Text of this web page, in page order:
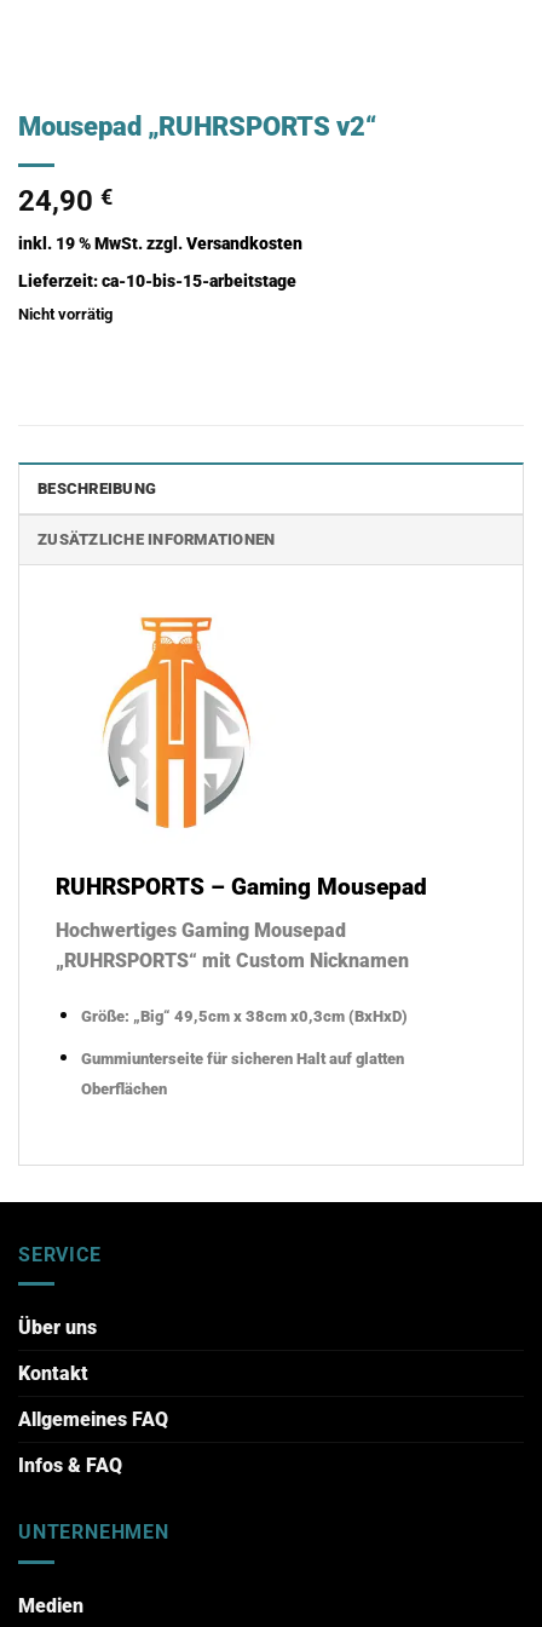
Mousepad „RUHRSPORTS v2“
24,90 €
inkl. 19 % MwSt.zzgl.Versandkosten
Lieferzeit:ca-10-bis-15-arbeitstage
Nicht vorrätig
BESCHREIBUNG
ZUSÄTZLICHE INFORMATIONEN
RUHRSPORTS – Gaming Mousepad
Hochwertiges Gaming Mousepad
„RUHRSPORTS“ mit Custom Nicknamen
Größe: „Big“ 49,5cm x 38cm x0,3cm (BxHxD)
Gummiunterseite für sicheren Halt auf glatten
Oberflächen
SERVICE
Über uns
Kontakt
Allgemeines FAQ
Infos & FAQ
UNTERNEHMEN
Medien